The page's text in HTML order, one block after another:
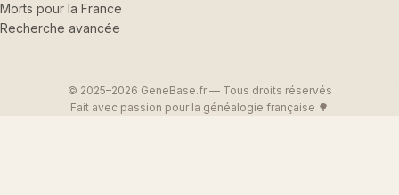
Morts pour la France
Recherche avancée
© 2025–2026 GeneBase.fr — Tous droits réservés
Fait avec passion pour la généalogie française 🌳